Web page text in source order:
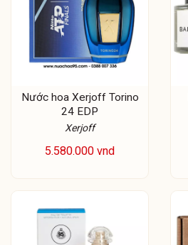
Nước hoa Xerjoff Torino
24 EDP
Xerjoff
5.580.000 vnd